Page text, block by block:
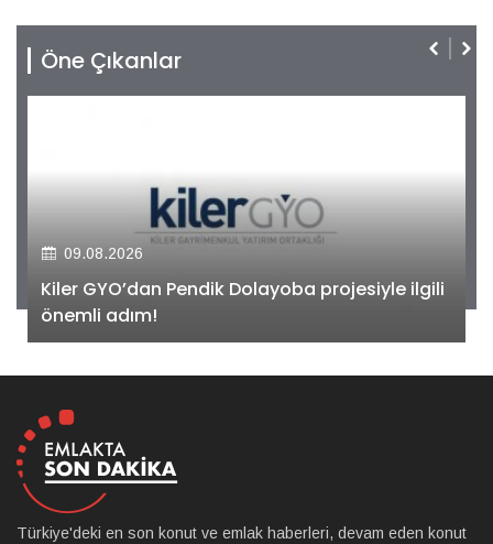
Öne Çıkanlar
09.08.2026
Kiler GYO’dan Pendik Dolayoba projesiyle ilgili
önemli adım!
Türkiye'deki en son konut ve emlak haberleri, devam eden konut